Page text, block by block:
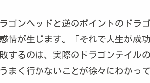
ゴンヘッドと逆のポイントのドラ
情が生じます。「それで人生が成
するのは、実際のドラゴンテイル
まく行かないことが徐々にわかって